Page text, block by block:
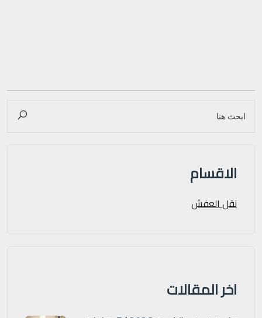
الاقسام
نقل العفش
اخر المقالات